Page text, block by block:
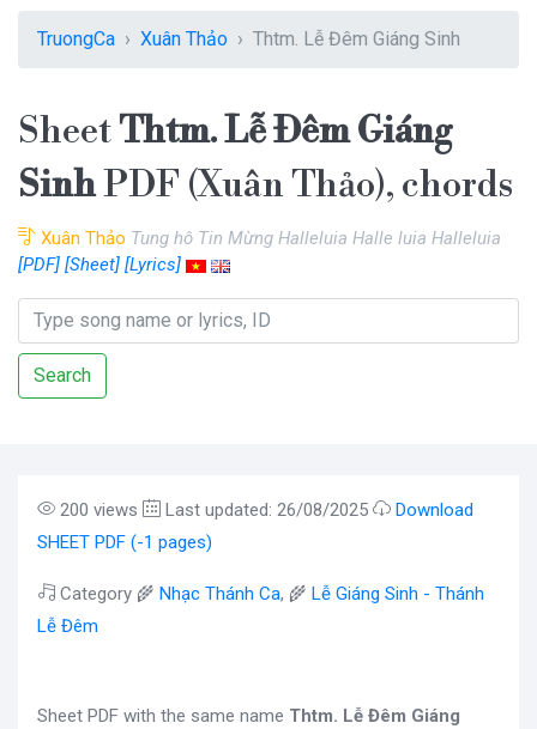
TruongCa Xuân Thảo Thtm. Lễ Đêm Giáng Sinh
SheetThtm. Lễ Đêm Giáng
SinhPDF (Xuân Thảo), chords
Xuân Thảo Tung hô Tin Mừng Halleluia Halle luia Halleluia
[PDF] [Sheet] [Lyrics]
Search
200 views Last updated: 26/08/2025
Download
SHEET PDF (-1 pages)
Category 🌾 Nhạc Thánh Ca, 🌾 Lễ Giáng Sinh - Thánh
Lễ Đêm
Sheet PDF with the same name Thtm. Lễ Đêm Giáng